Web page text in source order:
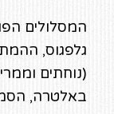
המסלולים
גלפגוס,
(נוחתים
באלטרה,